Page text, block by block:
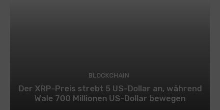
BLOCKCHAIN
Der XRP-Preis strebt 5 US-Dollar an, während
Wale 700 Millionen US-Dollar bewegen